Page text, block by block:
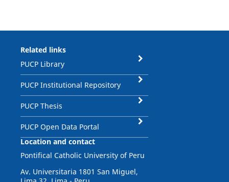
Related links
PUCP Library
PUCP Institutional Repository
PUCP Thesis
PUCP Open Data Portal
Location and contact
Pontifical Catholic University of Peru
Av. Universitaria 1801 San Miguel,